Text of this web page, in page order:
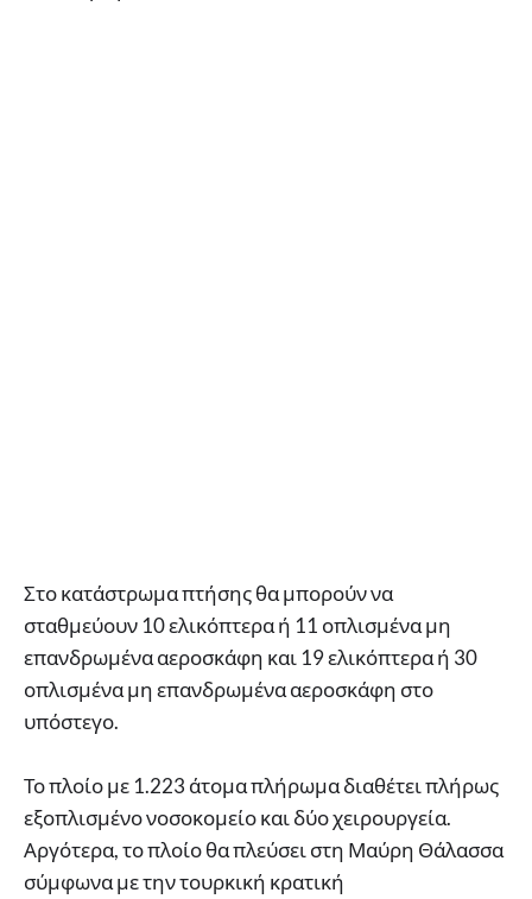
Στο κατάστρωμα πτήσης θα μπορούν να
σταθμεύουν 10 ελικόπτερα ή 11 οπλισμένα μη
επανδρωμένα αεροσκάφη και 19 ελικόπτερα ή 30
οπλισμένα μη επανδρωμένα αεροσκάφη στο
υπόστεγο.
Το πλοίο με 1.223 άτομα πλήρωμα διαθέτει πλήρως
εξοπλισμένο νοσοκομείο και δύο χειρουργεία.
Αργότερα, το πλοίο θα πλεύσει στη Μαύρη Θάλασσα
σύμφωνα με την τουρκική κρατική